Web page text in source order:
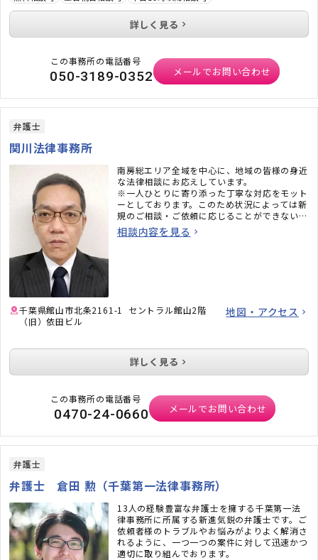
く、使われる立場でいること」をポリシーに、
どのようなご相談にも、真摯に対応させていた
だきます。
詳しく見る
この事務所の電話番号
050-3189-0352 メールでお問い合わせ
弁護士
関川法律事務所
南房総エリア全域を中心に、地域の皆様の身近
な法律相談にお応えしています。
※一人ひとりに寄り添った丁寧な対応をモット
ーとしております。このため状況によっては新
規のご相談・ご依頼に応じることができない場
合がございます。予めご了承ください。
相談内容を見る
千葉県館山市北条2161-1 セントラル館山2階
（旧）依田ビル
地図・アクセス
詳しく見る
この事務所の電話番号
0470-24-0660 メールでお問い合わせ
弁護士
弁護士 倉田 勲（千葉第一法律事務所）
13人の経験豊富な弁護士を擁する千葉第一法
律事務所に所属する新進気鋭の弁護士です。ご
依頼者様のトラブルやお悩みがよりよく解消さ
れるように、一つ一つの案件に対して迅速かつ
適切に取り組んでおります。